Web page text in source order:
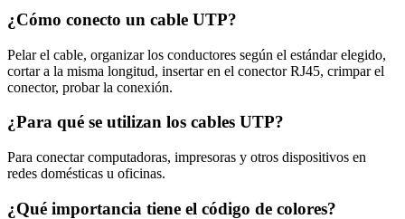
¿Cómo conecto un cable UTP?
Pelar el cable, organizar los conductores según el estándar elegido,
cortar a la misma longitud, insertar en el conector RJ45, crimpar el
conector, probar la conexión.
¿Para qué se utilizan los cables UTP?
Para conectar computadoras, impresoras y otros dispositivos en
redes domésticas u oficinas.
¿Qué importancia tiene el código de colores?